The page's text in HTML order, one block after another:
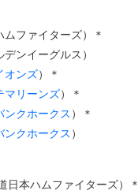
ファイターズ）＊
ンイーグルス）
オンズ）＊
マリーンズ）＊
クホークス ）＊
クホークス ）
日本ハムファイターズ）＊